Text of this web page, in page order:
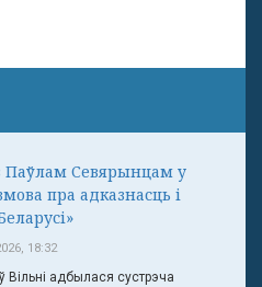
Паўлам Севярынцам у
пра адказнасць і
18:32
Вільні адбылася сустрэча